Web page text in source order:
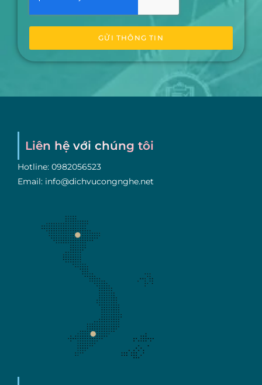
GỬI THÔNG TIN
Liên hệ với chúng tôi
Hotline: 0982056523
Email: info@dichvucongnghe.net